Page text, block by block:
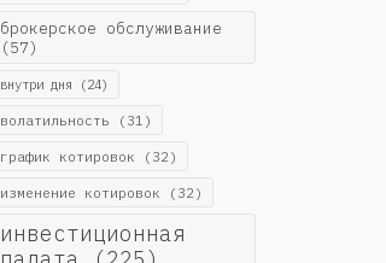
брокерское обслуживание
(57)
внутри дня (24)
волатильность (31)
график котировок (32)
изменение котировок (32)
инвестиционная